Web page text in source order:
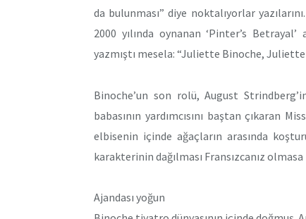
da bulunması” diye noktalıyorlar
2000 yılında oynanan ‘Pinter’s
yazmıştı mesela: “Juliette Binoche,
Binoche’un son rolü, August
babasının yardımcısını baştan çıkaran
elbisenin içinde ağaçların arasında
karakterinin dağılması Fransızcanız
Ajandası yoğun